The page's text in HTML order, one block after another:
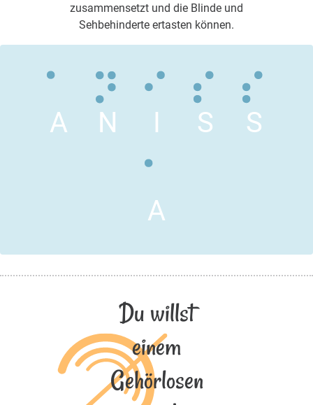
zusammensetzt und die Blinde und
Sehbehinderte ertasten können.
A N I S S
A
Du willst
einem
Gehörlosen